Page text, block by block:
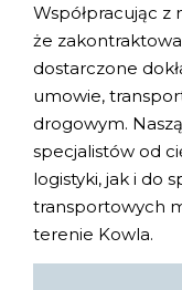
Współpracując z
że
dostarczone
umowie,
drogowym.
specjalistów od
logistyki, jak i do
transportowych
terenie Kowla.